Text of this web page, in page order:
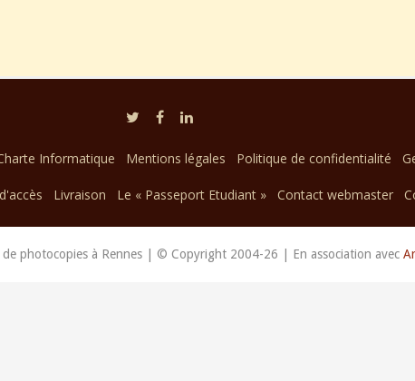
Informatique Mentions légales Politique de confidentialité
Livraison Le « Passeport Etudiant » Contact webmaster
de photocopies à Rennes | © Copyright 2004-26 | En association avec